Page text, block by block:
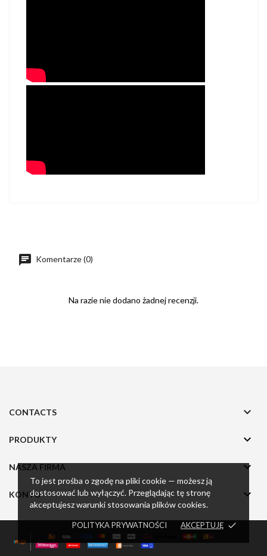
To jest prośba o zgodę na pliki cookie — możesz ją
dostosować lub wyłączyć. Przeglądając tę stronę
akceptujesz warunki stosowania plików cookies.
POLITYKA PRYWATNOŚCI AKCEPTUJĘ done
Komentarze (0)
Na razie nie dodano żadnej recenzji.
CONTACTS 
PRODUKTY 
NASZA FIRMA 
KONTO 